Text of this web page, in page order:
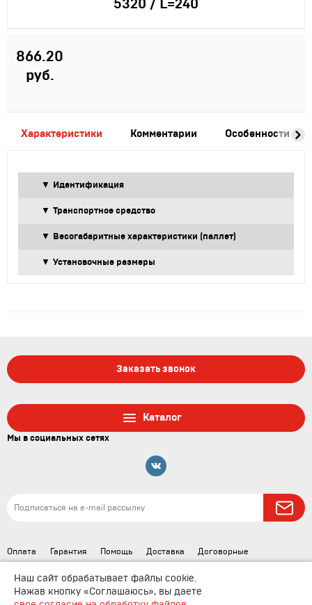
5320 / L=240
866.20
руб.
Характеристики Комментарии Особенности
Идентификация
Транспортное средство
Весогабаритные характеристики (паллет)
Установочные размеры
Заказать звонок
Каталог
Мы в социальных сетях
Оплата Гарантия Помощь Доставка
Договорные
документы
Наш сайт обрабатывает файлы cookie.
Нажав кнопку «Соглашаюсь», вы даете